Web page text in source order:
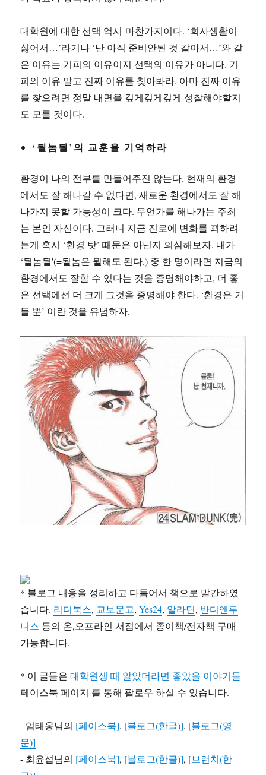
대학원에 대한 선택 역시 마찬가지이다. ‘회사생활이
싫어서…’라거나 ‘난 아직 준비안된 것 같아서…’와 같
은 이유는 기피의 이유이지 선택의 이유가 아니다. 기
피의 이유 말고 진짜 이유를 찾아봐라. 아마 진짜 이유
를 찾으려면 정말 내면을 깊게깊게깊게 성찰해야할지
도 모를 것이다.
‘될놈될’의 교훈을 기억하라
환경이 나의 전부를 만들어주진 않는다. 현재의 환경
에서도 잘 해나갈 수 없다면, 새로운 환경에서도 잘 해
나가지 못할 가능성이 크다. 무언가를 해나가는 주최
는 본인 자신이다. 그러니 지금 진로에 변화를 꾀하려
는게 혹시 ‘환경 탓’ 때문은 아닌지 의심해보자. 내가
‘될놈될'(=될놈은 뭘해도 된다.) 중 한 명이라면 지금의
환경에서도 잘할 수 있다는 것을 증명해야하고, 더 좋
은 선택에선 더 크게 그것을 증명해야 한다. ‘환경은 거
들 뿐’ 이란 것을 유념하자.
* 블로그 내용을 정리하고 다듬어서 책으로 발간하였
습니다. 리디북스, 교보문고,Yes24, 알라딘, 반디앤루
니스 등의 온,오프라인 서점에서 종이책/전자책 구매
가능합니다.
* 이 글들은대학원생 때 알았더라면 좋았을 이야기들
페이스북 페이지 를 통해 팔로우 하실 수 있습니다.
- 엄태웅님의 [페이스북], [블로그(한글)], [블로그(영
문)]
- 최윤섭님의 [페이스북], [블로그(한글)], [브런치(한